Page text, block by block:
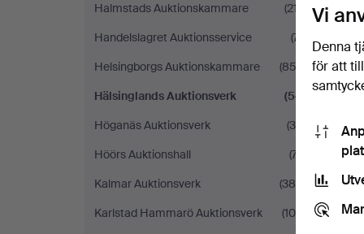
Halmstads Auktionskammare
(217)
Handelslagret Auktionsservice
(71)
Helsingborgs Auktionskammare
(853)
Hälsinglands Auktionsverk
(54)
Höganäs Auktionsverk
(34)
Höörs Auktionshall
(77)
Kalmar Auktionsverk
(385)
Karlstad Hammarö Auktionsverk
(104)
Vi
Denna
för att